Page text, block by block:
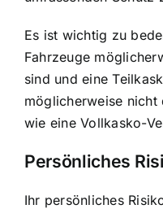
Es ist wichtig zu
Fahrzeuge
sind und eine
möglicherweise nicht
wie eine Vollkasko-
Persönliches
Ihr persönliches